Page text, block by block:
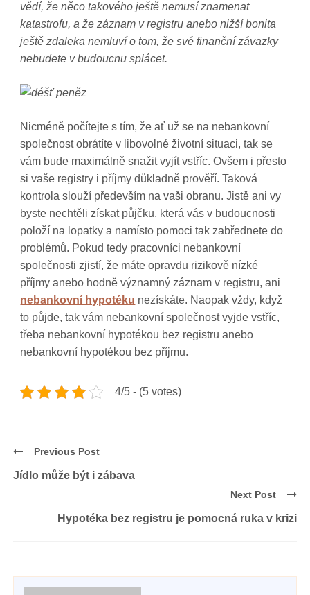
vědí, že něco takového ještě nemusí znamenat
katastrofu, a že záznam v registru anebo nižší bonita
ještě zdaleka nemluví o tom, že své finanční závazky
nebudete v budoucnu splácet.
Nicméně počítejte s tím, že ať už se na nebankovní
společnost obrátíte v libovolné životní situaci, tak se
vám bude maximálně snažit vyjít vstříc. Ovšem i přesto
si vaše registry i příjmy důkladně prověří. Taková
kontrola slouží především na vaši obranu. Jistě ani vy
byste nechtěli získat půjčku, která vás v budoucnosti
položí na lopatky a namísto pomoci tak zabřednete do
problémů. Pokud tedy pracovníci nebankovní
společnosti zjistí, že máte opravdu rizikově nízké
příjmy anebo hodně významný záznam v registru, ani
nebankovní hypotéku nezískáte. Naopak vždy, když
to půjde, tak vám nebankovní společnost vyjde vstříc,
třeba nebankovní hypotékou bez registru anebo
nebankovní hypotékou bez příjmu.
4/5 - (5 votes)
Previous Post
Jídlo může být i zábava
Next Post
Hypotéka bez registru je pomocná ruka v krizi